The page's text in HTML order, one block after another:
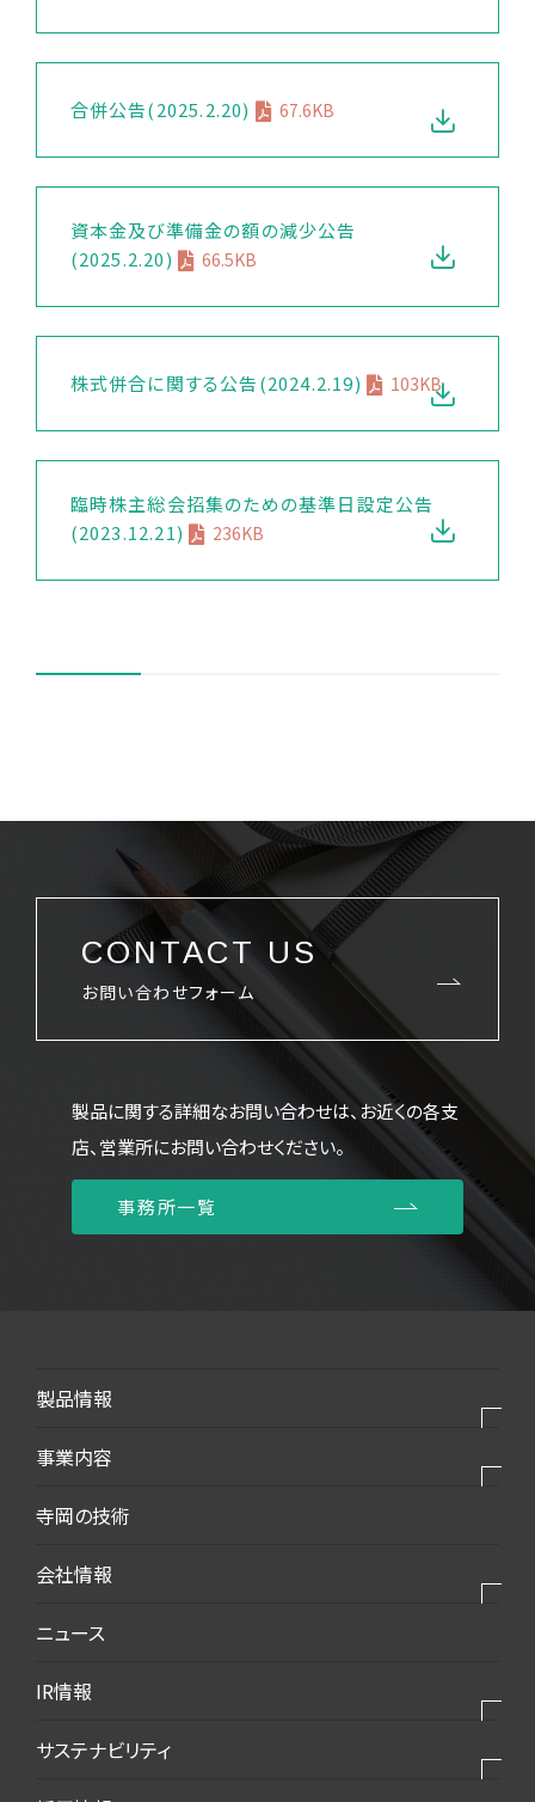
合併公告(2025.2.20) 67.6KB
資本金及び準備金の額の減少公告
(2025.2.20)
66.5KB
株式併合に関する公告(2024.2.19) 103KB
臨時株主総会招集のための基準日設定公告
(2023.12.21)
236KB
CONTACT US
お問い合わせフォーム
製品に関する詳細なお問い合わせは、お近くの各支
店、営業所にお問い合わせください。
事務所一覧
製品情報
製品⼀覧
モビリティ・新エネルギー
生活・梱包
ダウンロード資料
事業内容
私たちの事業
私たちの強み
2025VISION
寺岡の技術
会社情報
代表挨拶
事業所案内
ニュース
IR情報
サステナビリティ
サステナビリティトップ